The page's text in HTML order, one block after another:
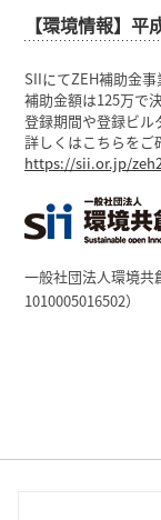
【環境情報】平
SIIにてZEH補助金事
補助金額は125万で
登録期間や登録ビル
詳しくはこちらをご
https://sii.or.jp/
一般社団法人環境共
1010005016502）